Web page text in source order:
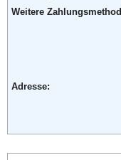
Adresse:
Soziale Kanäle:
Weiterführende
Weitere
Adresse:
Email: